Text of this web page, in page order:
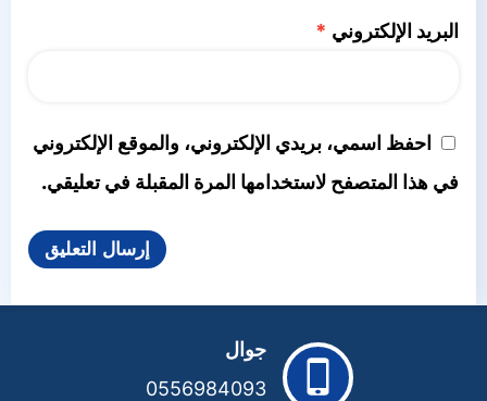
البريد الإلكتروني *
احفظ اسمي، بريدي الإلكتروني، والموقع الإلكتروني
في هذا المتصفح لاستخدامها المرة المقبلة في تعليقي.
جوال
0556984093